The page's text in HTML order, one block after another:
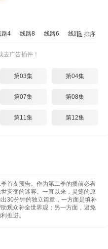
排序
路4 线路8 线路6 线路3 线路2
广告插件！
第03集 第04集
第07集 第08集
第11集 第12集
首支预告。作为第二季的播前必看
灾变的迷雾。一直以来，灵笼的原
30分钟的独立篇章，一方面是填补
观众补全世界观；另一方面，避免
推进。